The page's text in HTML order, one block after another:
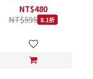
羊肉藍莓 小顆粒 800G
NT$480
NT$595 8.1折